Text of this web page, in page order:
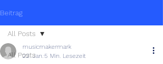
Beitrag
All Posts
All Posts
musicmakermark
22. Jan.5 Min. Lesezeit